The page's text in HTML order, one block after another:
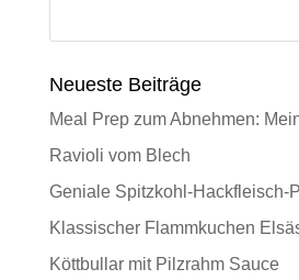
Neueste Beiträge
Meal Prep zum Abnehmen:
Ravioli vom Blech
Geniale Spitzkohl-Hackfleisch-
Klassischer Flammkuchen
Köttbullar mit Pilzrahm Sauce